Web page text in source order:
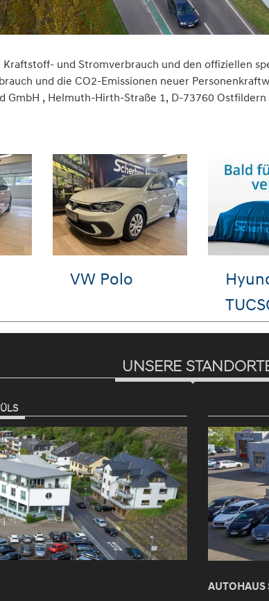
und Stromverbrauch und den offiziellen
und die CO2-Emissionen neuer
GmbH , Helmuth-Hirth-Straße 1, D-73760
VW Polo
UNSERE
AUTOHAUS